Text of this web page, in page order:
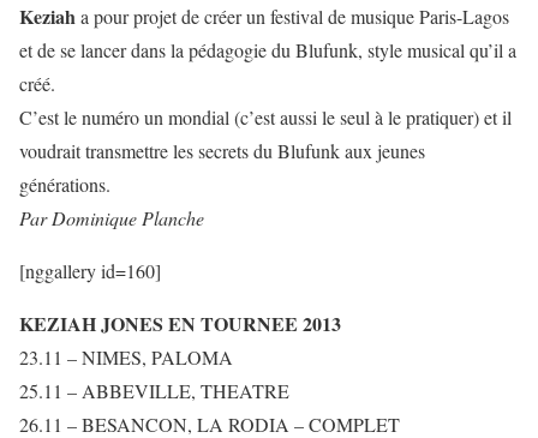
Keziaha pour projet de créer un festival de musique Paris-Lagos
et de se lancer dans la pédagogie du Blufunk, style musical qu’il a
créé.
C’est le numéro un mondial (c’est aussi le seul à le pratiquer) et il
voudrait transmettre les secrets du Blufunk aux jeunes
générations.
Par Dominique Planche
[nggallery id=160]
KEZIAH JONES EN TOURNEE 2013
23.11 – NIMES, PALOMA
25.11 – ABBEVILLE, THEATRE
26.11 – BESANCON, LA RODIA – COMPLET